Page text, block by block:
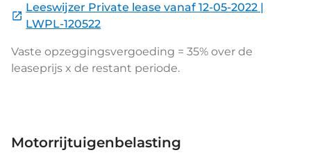
Leeswijzer Private lease vanaf 12-05-2022 |
LWPL-120522
Vaste opzeggingsvergoeding = 35% over de
leaseprijs x de restant periode.
Motorrijtuigenbelasting